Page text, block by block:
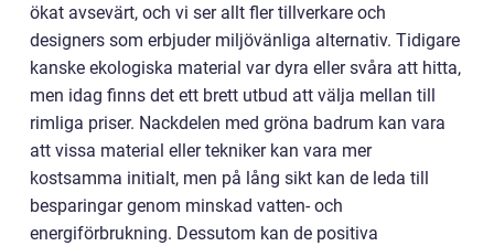
ökat avsevärt, och vi ser allt fler tillverkare och
designers som erbjuder miljövänliga alternativ. Tidigare
kanske ekologiska material var dyra eller svåra att hitta,
men idag finns det ett brett utbud att välja mellan till
rimliga priser. Nackdelen med gröna badrum kan vara
att vissa material eller tekniker kan vara mer
kostsamma initialt, men på lång sikt kan de leda till
besparingar genom minskad vatten- och
energiförbrukning. Dessutom kan de positiva